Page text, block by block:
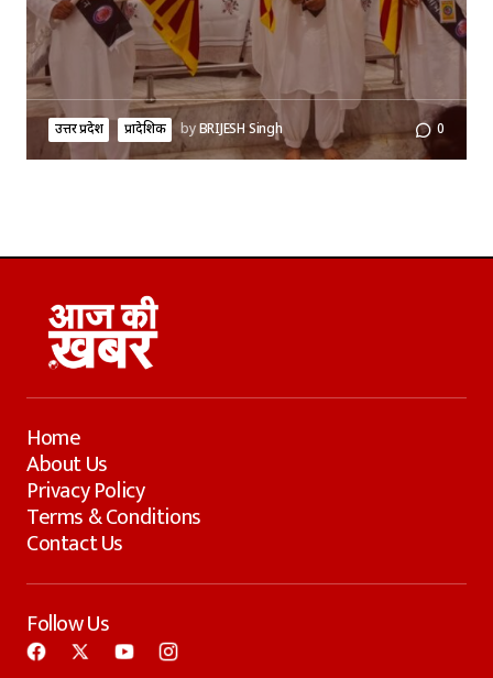
उत्तर प्रदेश प्रादेशिक byBRIJESH Singh 0
Home
About Us
Privacy Policy
Terms & Conditions
Contact Us
Follow Us